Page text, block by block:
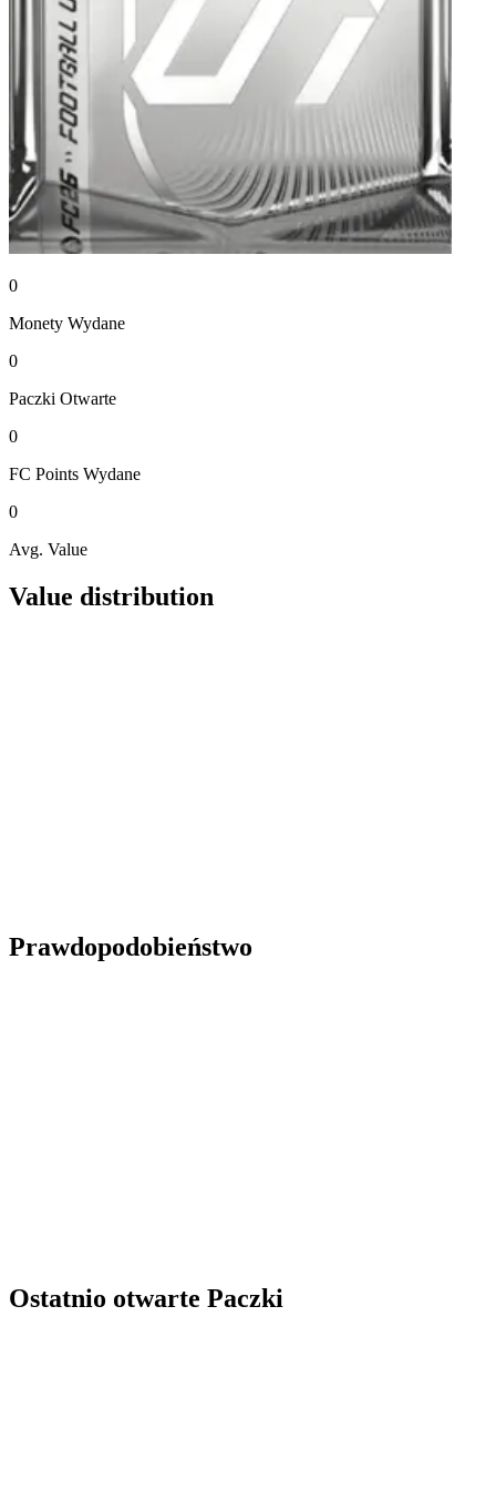
0
Monety Wydane
0
Paczki Otwarte
0
FC Points Wydane
0
Avg. Value
Value distribution
Prawdopodobieństwo
Ostatnio otwarte Paczki